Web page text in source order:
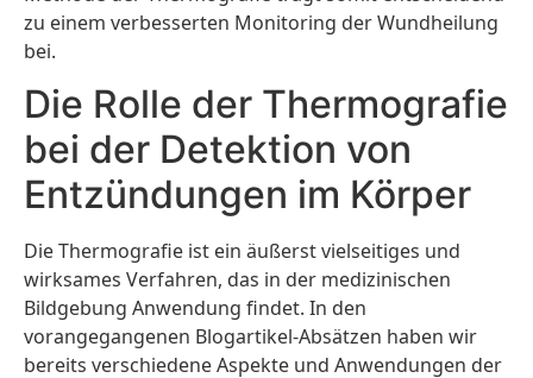
zu einem verbesserten Monitoring der Wundheilung
bei.
Die Rolle der Thermografie
bei der Detektion von
Entzündungen im Körper
Die Thermografie ist ein äußerst vielseitiges und
wirksames Verfahren, das in der medizinischen
Bildgebung Anwendung findet. In den
vorangegangenen Blogartikel-Absätzen haben wir
bereits verschiedene Aspekte und Anwendungen der